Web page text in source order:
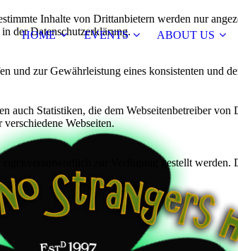
HOME EVENTS ABOUT US
Inhalte von Drittanbietern werden nur
der Datenschutzerklärung.
zur Gewährleistung eines konsistenten und
Statistiken, die dem Webseitenbetreiber
Webseiten.
zur Verfügung gestellt